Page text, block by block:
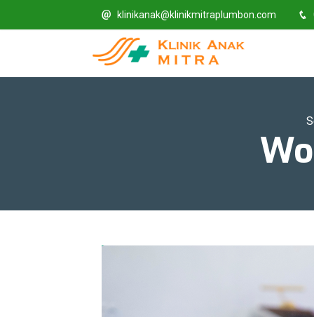
klinikanak@klinikmitraplumbon.com